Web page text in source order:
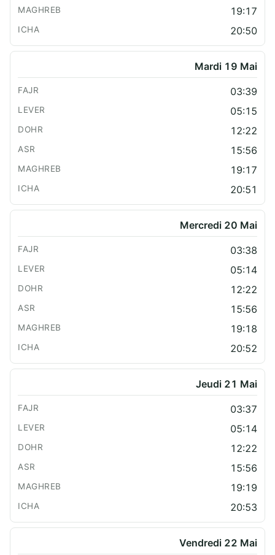
19:17
20:50
Mardi 19 Mai
03:39
05:15
12:22
15:56
19:17
20:51
Mercredi 20 Mai
03:38
05:14
12:22
15:56
19:18
20:52
Jeudi 21 Mai
03:37
05:14
12:22
15:56
19:19
20:53
Vendredi 22 Mai